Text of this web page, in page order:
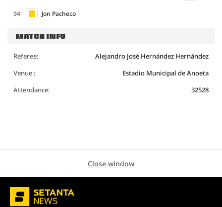
94' Jon Pacheco
MATCH INFO
Referee:
Alejandro José Hernández Hernández
Venue :
Estadio Municipal de Anoeta
Attendance:
32528
Close window